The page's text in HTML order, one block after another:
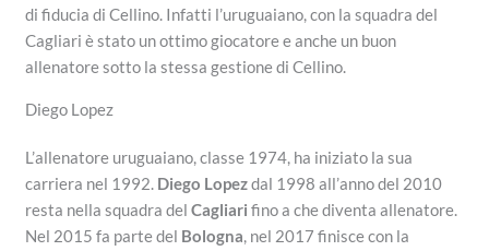
di fiducia di Cellino. Infatti l’uruguaiano, con la squadra del
Cagliari è stato un ottimo giocatore e anche un buon
allenatore sotto la stessa gestione di Cellino.
Diego Lopez
L’allenatore uruguaiano, classe 1974, ha iniziato la sua
carriera nel 1992. Diego Lopezdal 1998 all’anno del 2010
resta nella squadra delCagliari fino a che diventa allenatore.
Nel 2015 fa parte del Bologna, nel 2017 finisce con la